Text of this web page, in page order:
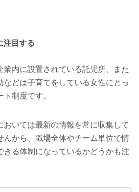
注目する
業内に設置されている託児所、また
などは子育てをしている女性にとっ
制度です。
おいては最新の情報を常に収集して
んから、職場全体やチーム単位で情
きる体制になっているかどうかも注